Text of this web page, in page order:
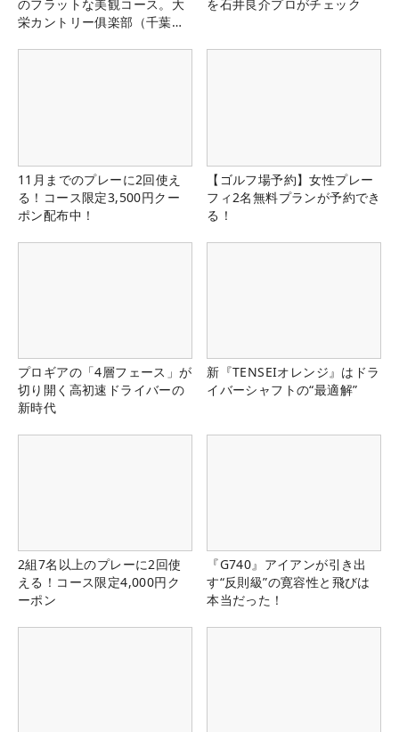
のフラットな美観コース。大
栄カントリー俱楽部（千葉
を石井良介プロがチェック
11月までのプレーに2回使え
る！コース限定3,500円クー
ポン配布中！
【ゴルフ場予約】女性プレー
フィ2名無料プランが予約でき
る！
プロギアの「4層フェース」が
切り開く高初速ドライバーの
新時代
新『TENSEIオレンジ』はドラ
イバーシャフトの“最適解”
2組7名以上のプレーに2回使
える！コース限定4,000円ク
ーポン
『G740』アイアンが引き出
す“反則級”の寛容性と飛びは
本当だった！